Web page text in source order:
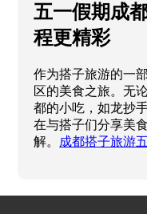
五一假期成
程更精彩
作为搭子旅游的一
区的美食之旅。无
都的小吃，如龙抄
在与搭子们分享美
解。 成都搭子旅游